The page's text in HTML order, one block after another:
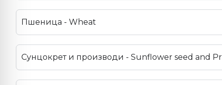
Пшеница - Wheat
Сунцокрет и производи - Sunflower seed and